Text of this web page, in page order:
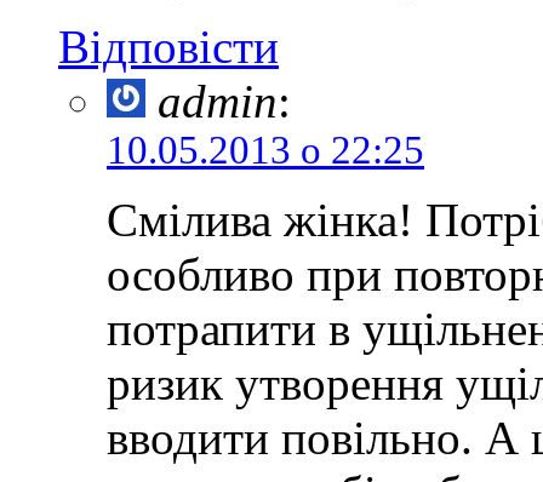
Відповісти
admin:
10.05.2013 о 22:25
Смілива жінка!
особливо при
потрапити в
ризик утворення
вводити повільно. А